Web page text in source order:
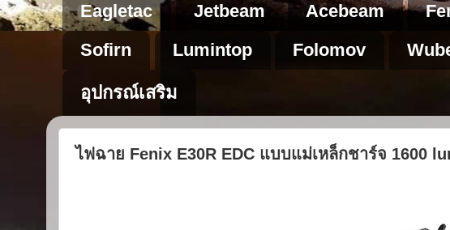
Eagletac
Jetbeam Acebeam
Sofirn
Lumintop Folomov
อุปกรณ์เสริม
ไฟฉาย Fenix ​​E30R EDC แบบแม่เหล็กชาร์จ 1600